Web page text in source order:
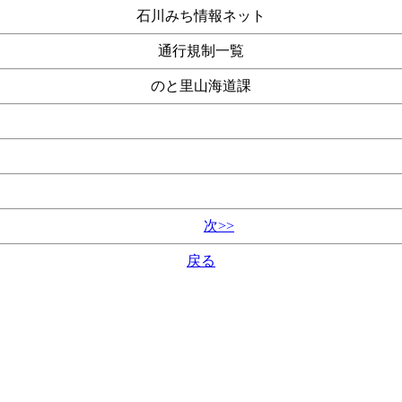
石川みち情報ネット
通行規制一覧
のと里山海道課
次>>
戻る